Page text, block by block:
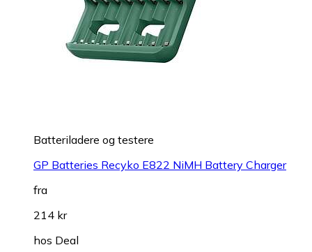
Batteriladere og testere
GP Batteries Recyko E822 NiMH Battery Charger
fra
214 kr
hos Deal